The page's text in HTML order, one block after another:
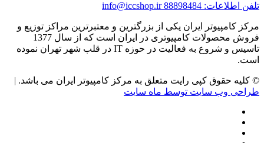
تلفن اطلاعات: 88898484 info@iccshop.ir
مرکز کامپیوتر ایران یکی از بزرگترین و معتبرترین مراکز توزیع و
فروش محصولات کامپیوتری در ایران است که از سال 1377
تاسیس و شروع به فعالیت در حوزه IT در قلب شهر تهران نموده
است.
© کلیه حقوق کپی رایت متعلق به مرکز کامپیوتر ایران می باشد. |
طراحی وب سایت توسط ماه سایت